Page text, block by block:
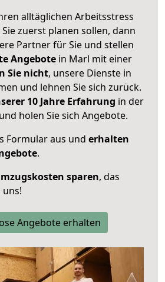
alltäglichen Arbeitsstress
zuerst planen sollen, dann
Partner für Sie und stellen
Angebote in Marl mit einer
Sie nicht, unsere Dienste in
und lehnen Sie sich zurück.
10 Jahre Erfahrung in der
holen Sie sich Angebote.
Formular aus und erhalten
.
sparen, das
Angebote erhalten